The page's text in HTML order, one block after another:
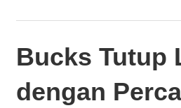
Bucks Tutup
dengan